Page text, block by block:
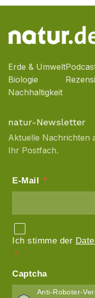
Erde & Umwelt
Biologie
Nachhaltigkeit
natur-Newsletter
Aktuelle Nachrichten
Ihr Postfach.